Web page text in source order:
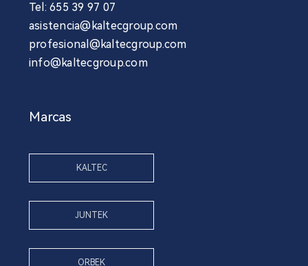
Tel: 655 39 97 07
asistencia@kaltecgroup.com
profesional@kaltecgroup.com
info@kaltecgroup.com
Marcas
KALTEC
JUNTEK
ORBEK